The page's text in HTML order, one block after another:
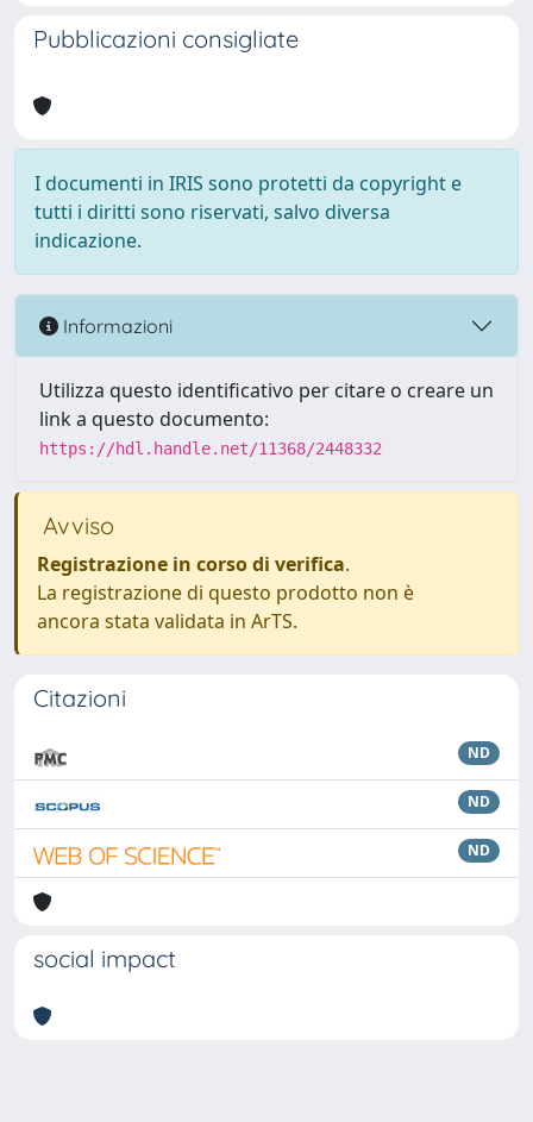
Pubblicazioni consigliate
I documenti in IRIS sono protetti da copyright e
tutti i diritti sono riservati, salvo diversa
indicazione.
Informazioni
Utilizza questo identificativo per citare o creare un
link a questo documento:
https://hdl.handle.net/11368/2448332
Avviso
Registrazione in corso di verifica.
La registrazione di questo prodotto non è
ancora stata validata in ArTS.
Citazioni
ND
ND
ND
social impact